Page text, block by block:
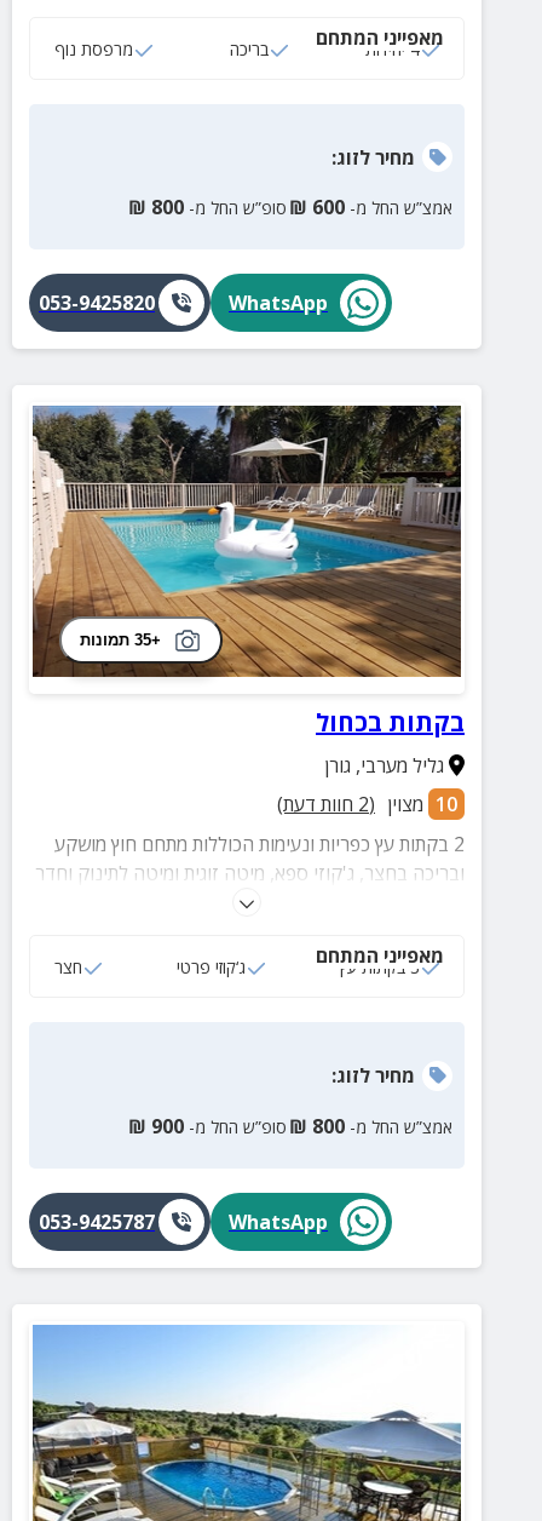
מאפייני המתחם
4 יחידות בריכה מרפסת נוף
מחירלזוג:
אמצ”ש החל מ- 600
₪ סופ”ש החל מ- 800
₪
WhatsApp
053-9425820
+35 תמונות
בקתות בכחול
גליל מערבי, גורן
10 מצוין (
2 חוות דעת)
2 בקתות עץ כפריות ונעימות הכוללות מתחם חוץ מושקע
ובריכה בחצר, ג'קוזי ספא, מיטה זוגית ומיטה לתינוק וחדר
מאפייני המתחם
3 בקתות עץ ג‘קוזי פרטי חצר
מחירלזוג:
אמצ”ש החל מ- 800
₪ סופ”ש החל מ- 900
₪
WhatsApp
053-9425787